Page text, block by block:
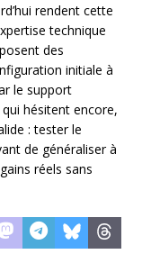
rendent cette
technique
des
initiale à
le support
hésitent encore,
: tester le
de généraliser à
réels sans